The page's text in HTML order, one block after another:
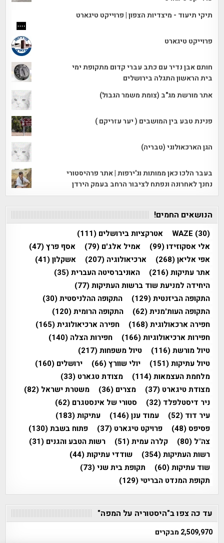
תיקי תיעוד - מיצדיות הצפון | פרוייקט טיגארט
פרוייקט טיגארט
חותם אבן נדיר עם כתב עברי קדום מתקופת ימי
בית הראשון התגלה בירושלים
אתר מורשת מג"ב (צומת משמר הגבול)
פנינת טבע בין המושבים ( יער עזריקם )
הגן הארכאולוגי (טבריה)
בעבר הלכו כאן ממותות וג'ירפות | אתר פרהיסטורי
נחנך לאחרונה ונפתח לציבור הרחב בעמק הירדן
הנושאים החמים!
WAZE (30) אטרקציות בירושלים (111)
אלי אסקוזידו(99) אמיל אלג'ם (79) אסף פרץ(47)
אפי אליאן(268) ארכיאולוגיה (207) אשקלון(41)
אתר עתיקות(216) האוניברסיטה העברית(35)
היחידה למניעת שוד ברשות העתיקות(77)
התקופה הביזנטית(129) התקופה ההלניסטית(30)
התקופה העות'מנית(62) התקופה הרומית(120)
חפירה ארכאולוגית(168) חפירה ארכיאולוגית(165)
חפירות ארכיאולוגיות(166) חפירות הצלה (140)
טיול מורשת(116) טיול משפחות(217)
טיול עתיקות(151) יולי שוורץ(66) ירושלים (160)
מלחמת העצמאות(114) מצודת טגארט (33)
מצודת טיגארט (37) מצרים (36) משטרת ישראל (82)
ניר דיסטלפלד (32) סטורי של אינסטגרם (62)
עיר דוד (52) עמוד ענן(146) עתיקות(183)
פסיפס(48) פרויקט טיגארט (37) פתוח בשבת(130)
צה"ל (80) קלרה עמית(51) רשות הטבע והגנים (31)
רשות העתיקות(354) שודדי עתיקות(44)
שוד עתיקות(60) תקופת בית שני(73)
תקופת המנדט הבריטי(129)
עד כה צפו ב"היסטוריה על המפה"
2,509,970 מבקרים